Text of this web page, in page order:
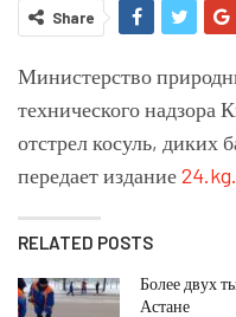
Share
Министерство
технического надзора
отстрел косуль, диких
передает издание24.kg.
RELATED POSTS
Более двух
Астане